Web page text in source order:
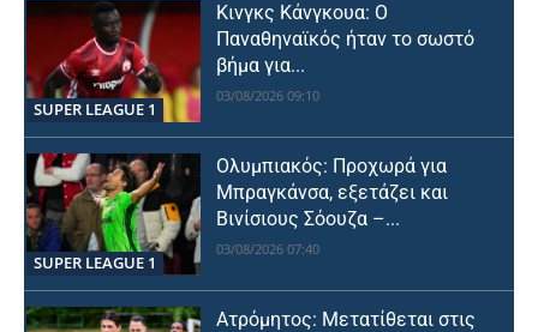
SUPER LEAGUE 1
Κινγκς Κάνγκουα: Ο
Παναθηναϊκός ήταν το σωστό
βήμα για...
03/08/2026 09:10
SUPER LEAGUE 1
Ολυμπιακός: Προχωρά για
Μπραγκάνσα, εξετάζει και
Βινίσιους Σόουζα –...
03/08/2026 07:40
Ατρόμητος: Μετατίθεται στις